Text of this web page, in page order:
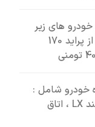
خودرو های زیر
قیمت (سازمان دولتی) از پراید 170
6 دستگاه خودرو شامل :
پیکان ، پژو GLXI ، سمند LX ، اتاق